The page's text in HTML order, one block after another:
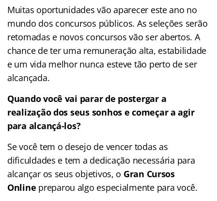
Muitas oportunidades vão aparecer este ano no
mundo dos concursos públicos. As seleções serão
retomadas e novos concursos vão ser abertos. A
chance de ter uma remuneração alta, estabilidade
e um vida melhor nunca esteve tão perto de ser
alcançada.
Quando você vai parar de postergar a
realização dos seus sonhos e começar a agir
para alcançá-los?
Se você tem o desejo de vencer todas as
dificuldades e tem a dedicação necessária para
alcançar os seus objetivos, o Gran Cursos
Online preparou algo especialmente para você.